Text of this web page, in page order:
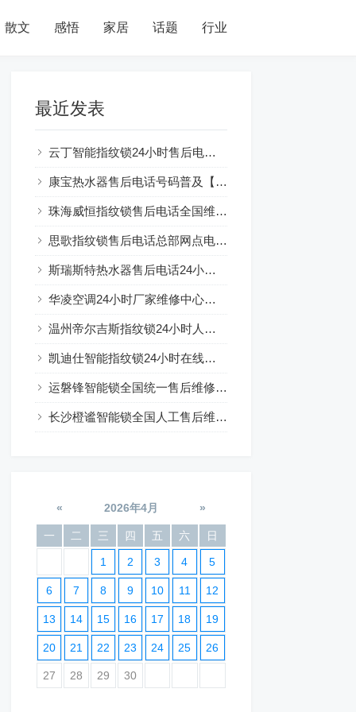
散文 感悟 家居 话题 行业
最近发表
云丁智能指纹锁24小时售后电话人工400客服电话
康宝热水器售后电话号码普及【燃气热水器水气双调：节能环保新选择】
珠海威恒指纹锁售后电话全国维修网点及电话号码查询
思歌指纹锁售后电话总部网点电话查询
斯瑞斯特热水器售后电话24小时解释☞房东装热水器可以吗？注意事项一览
华凌空调24小时厂家维修中心服务总部
温州帝尔吉斯指纹锁24小时人工服务热线电话全国
凯迪仕智能指纹锁24小时在线咨询热线
运磐锋智能锁全国统一售后维修24小时预约
长沙橙谧智能锁全国人工售后维修电话24小时服务
« 2026年4月 »
一 二 三 四 五 六 日
1 2 3 4 5
6 7 8 9 10 11 12
13 14 15 16 17 18 19
20 21 22 23 24 25 26
27 28 29 30